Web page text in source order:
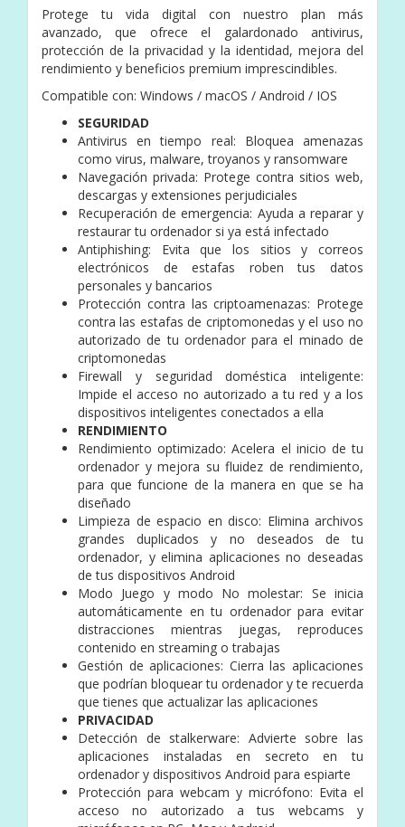
Protege tu vida digital con nuestro plan más
avanzado, que ofrece el galardonado antivirus,
protección de la privacidad y la identidad, mejora del
rendimiento y beneficios premium imprescindibles.
Compatible con: Windows / macOS / Android / IOS
SEGURIDAD
Antivirus en tiempo real: Bloquea amenazas
como virus, malware, troyanos y ransomware
Navegación privada: Protege contra sitios web,
descargas y extensiones perjudiciales
Recuperación de emergencia: Ayuda a reparar y
restaurar tu ordenador si ya está infectado
Antiphishing: Evita que los sitios y correos
electrónicos de estafas roben tus datos
personales y bancarios
Protección contra las criptoamenazas: Protege
contra las estafas de criptomonedas y el uso no
autorizado de tu ordenador para el minado de
criptomonedas
Firewall y seguridad doméstica inteligente:
Impide el acceso no autorizado a tu red y a los
dispositivos inteligentes conectados a ella
RENDIMIENTO
Rendimiento optimizado: Acelera el inicio de tu
ordenador y mejora su fluidez de rendimiento,
para que funcione de la manera en que se ha
diseñado
Limpieza de espacio en disco: Elimina archivos
grandes duplicados y no deseados de tu
ordenador, y elimina aplicaciones no deseadas
de tus dispositivos Android
Modo Juego y modo No molestar: Se inicia
automáticamente en tu ordenador para evitar
distracciones mientras juegas, reproduces
contenido en streaming o trabajas
Gestión de aplicaciones: Cierra las aplicaciones
que podrían bloquear tu ordenador y te recuerda
que tienes que actualizar las aplicaciones
PRIVACIDAD
Detección de stalkerware: Advierte sobre las
aplicaciones instaladas en secreto en tu
ordenador y dispositivos Android para espiarte
Protección para webcam y micrófono: Evita el
acceso no autorizado a tus webcams y